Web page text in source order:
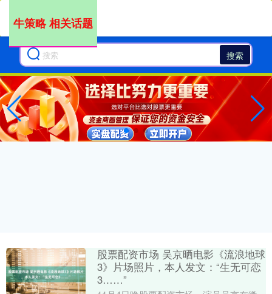
搜索
牛策略 相关话题
股票配资市场 吴京晒电影《流浪地球
3》片场照片，本人发文：“生无可恋
3……”